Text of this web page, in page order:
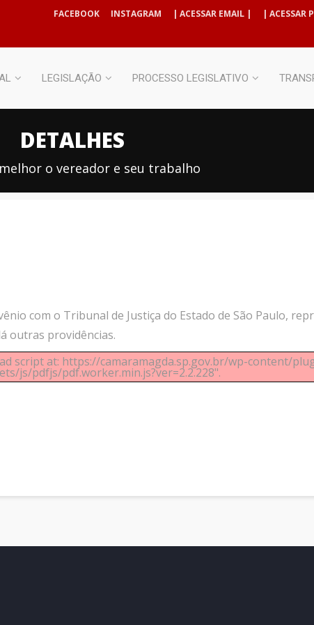
FACEBOOK INSTAGRAM | ACESSAR EMAIL | | ACESSAR
LEGISLAÇÃO PROCESSO LEGISLATIVO
DETALHES
o vereador e seu trabalho
com o Tribunal de Justiça do Estado de São Paulo,
outras providências.
script at: https://camaramagda.sp.gov.br/wp-content/
js/pdfjs/pdf.worker.min.js?ver=2.2.228".